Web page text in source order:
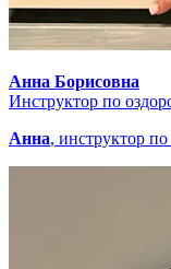
Анна Борисовна
Инструктор по
Анна, инструктор